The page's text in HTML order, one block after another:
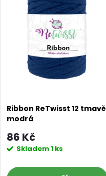
Ribbon ReTwisst 12 tmavě
modrá
86 Kč
Skladem1 ks
Doprava a platby